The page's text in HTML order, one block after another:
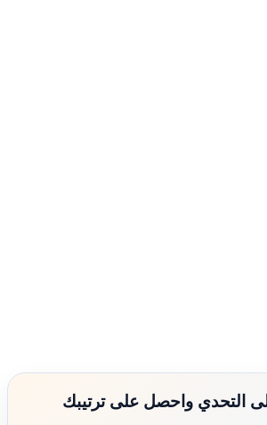
التحدي واحصل على ترتيبك